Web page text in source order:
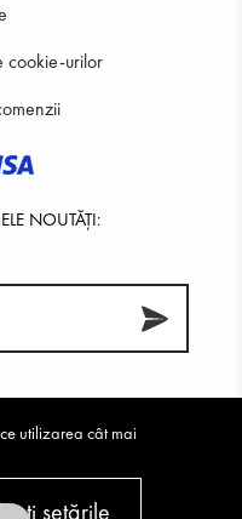
cookie-urilor
NOUTĂȚI:
utilizarea cât mai
setările